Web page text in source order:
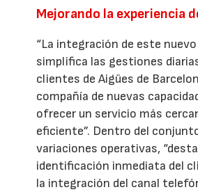
Mejorando la experiencia
“La integración de este
simplifica las gestiones
clientes de Aigües de
compañía de nuevas
ofrecer un servicio más
eficiente”. Dentro del
variaciones operativas,
identificación inmediata del
la integración del canal